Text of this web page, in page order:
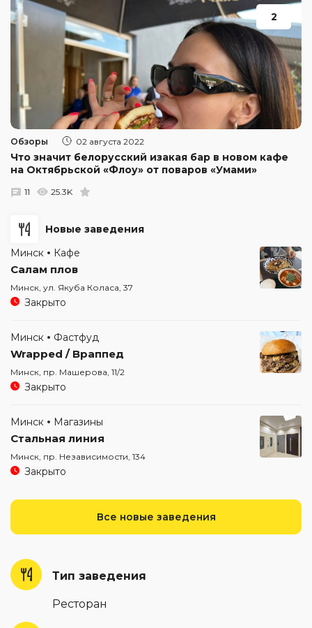
Тип заведения
Ресторан
2
Обзоры 02 августа 2022
Что значит белорусский изакая бар в новом кафе
на Октябрьской «Флоу» от поваров «Умами»
11 25.3K
Новые заведения
Минск
Кафе
Салам плов
Минск, ул. Якуба Коласа, 37
Закрыто
Минск Фастфуд
Wrapped / Враппед
Минск, пр. Машерова, 11/2
Закрыто
Минск Магазины
Стальная линия
Минск, пр. Независимости, 134
Закрыто
Все новые заведения